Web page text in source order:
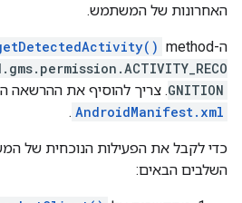
האחרונות של המשתמש.
ה-method‏
GNITION. צריך להוסיף את ההרשאה
AndroidManifest.xml
.
כדי לקבל את הפעילות הנוכחית של
השלבים הבאים: